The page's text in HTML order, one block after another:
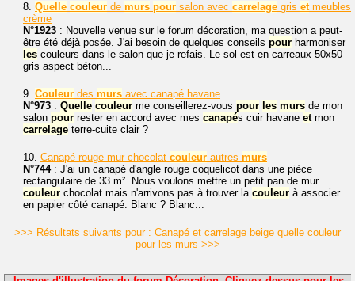
8. Quelle couleur de murs pour salon avec carrelage gris etmeubles
crème
N°1923 : Nouvelle venue sur le forum décoration, ma question a peut-
être été déjà posée. J'ai besoin de quelques conseils pour harmoniser
les couleurs dans le salon que je refais. Le sol est en carreaux 50x50
gris aspect béton...
9. Couleur des murs avec canapé havane
N°973 : Quelle couleur me conseillerez-vous pour les murs de mon
salon pour rester en accord avec mes canapés cuir havane etmon
carrelage terre-cuite clair ?
10. Canapé rouge mur chocolat couleur autres murs
N°744: J'ai un canapé d'angle rouge coquelicot dans une pièce
rectangulaire de 33 m². Nous voulons mettre un petit pan de mur
couleur chocolat mais n'arrivons pas à trouver la couleur à associer
en papier côté canapé. Blanc ? Blanc...
>>> Résultats suivants pour : Canapé et carrelage beige quelle couleur
pour les murs >>>